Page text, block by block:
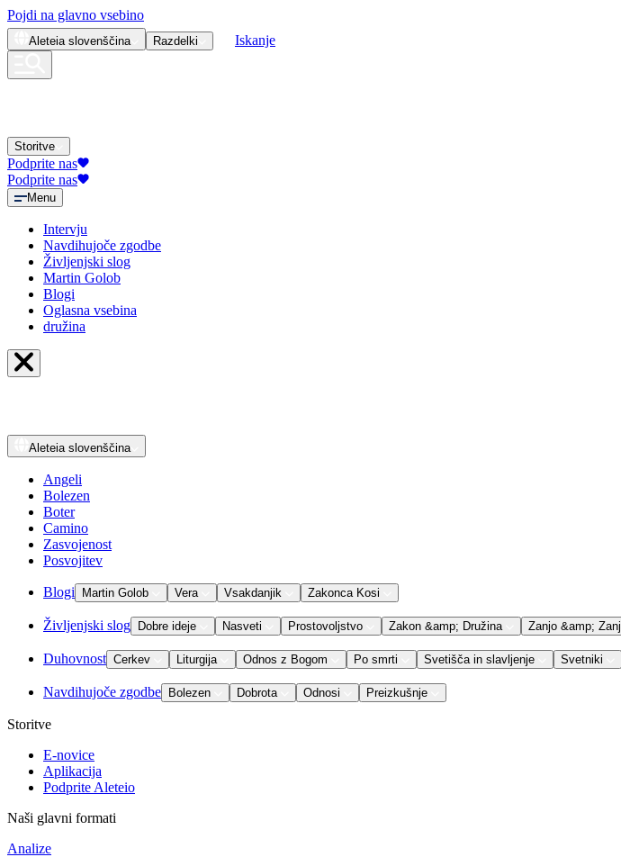
Pojdi na glavno vsebino
Aleteia slovenščina Razdelki Iskanje
Storitve
Podprite nas
Podprite nas
Menu
Intervju
Navdihujoče zgodbe
Življenjski slog
Martin Golob
Blogi
Oglasna vsebina
družina
Aleteia slovenščina
Angeli
Bolezen
Boter
Camino
Zasvojenost
Posvojitev
Blogi Martin Golob Vera Vsakdanjik Zakonca Kosi
Življenjski slog Dobre ideje Nasveti Prostovoljstvo Zakon &amp; Družina Zanjo &amp; Zanj
Duhovnost Cerkev Liturgija Odnos z Bogom Po smrti Svetišča in slavljenje Svetniki
Navdihujoče zgodbe Bolezen Dobrota Odnosi Preizkušnje
Storitve
E-novice
Aplikacija
Podprite Aleteio
Naši glavni formati
Analize